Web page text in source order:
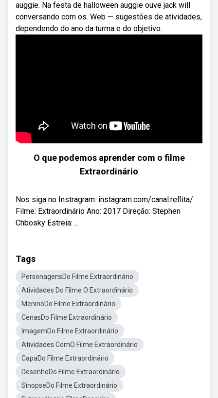
auggie. Na festa de halloween auggie ouve jack will
conversando com os. Web — sugestões de atividades,
dependendo do ano da turma e do objetivo:
O que podemos aprender com o filme
Extraordinário
Nos siga no Instragram: instagram.com/canal.reflita/
Filme: Extraordinário Ano: 2017 Direção: Stephen
Chbosky Estreia: ...
Tags
PersonagensDo Filme Extraordinário
Atividades Do Filme O Extraordinário
MeninoDo Filme Extraordinário
CenasDo Filme Extraordinário
ImagemDo Filme Extraordinário
Atividades ComO Filme Extraordinário
CapaDo Filme Extraordinário
DesenhoDo Filme Extraordinário
SinopseDo Filme Extraordinário